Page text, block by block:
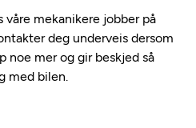
våre mekanikere jobber på
deg underveis dersom
noe mer og gir beskjed så
med bilen.